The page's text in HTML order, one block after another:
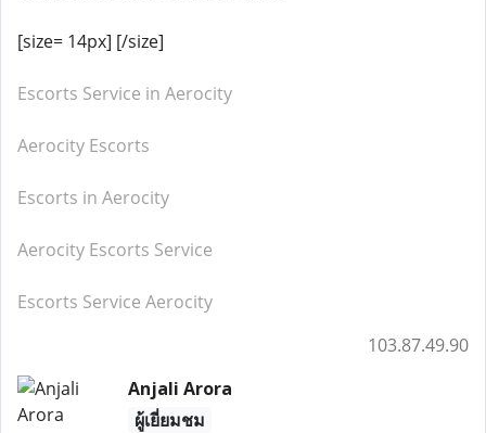
[size= 14px] [/size]
Escorts Service in Aerocity
Aerocity Escorts
Escorts in Aerocity
Aerocity Escorts Service
Escorts Service Aerocity
103.87.49.90
Anjali Arora
ผู้เยี่ยมชม